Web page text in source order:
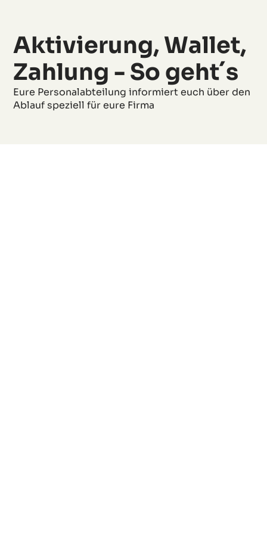
Aktivierung, Wallet,
Zahlung - So geht´s
Eure Personalabteilung informiert euch über den
Ablauf speziell für eure Firma